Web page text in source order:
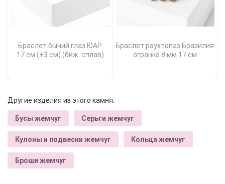
Браслет бычий глаз ЮАР
17 см (+3 см) (биж. сплав)
Браслет раухтопаз Бразилия
огранка 8 мм 17 см
Другие изделия из этого камня:
Бусы жемчуг Серьги жемчуг
Кулоны и подвески жемчуг Кольца жемчуг
Броши жемчуг